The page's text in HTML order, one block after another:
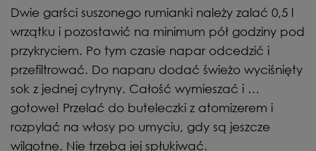
Dwie garści suszonego rumianki należy zalać 0,5 l
wrzątku i pozostawić na minimum pół godziny pod
przykryciem. Po tym czasie napar odcedzić i
przefiltrować. Do naparu dodać świeżo wyciśnięty
sok z jednej cytryny. Całość wymieszać i …
gotowe! Przelać do buteleczki z atomizerem i
rozpylać na włosy po umyciu, gdy są jeszcze
wilgotne. Nie trzeba jej spłukiwać.